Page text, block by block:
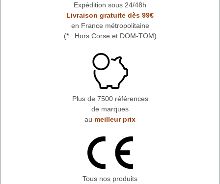
Expédition sous 24/48h
Livraison gratuite dès 99€
en France métropolitaine
(* : Hors Corse et DOM-TOM)
Plus de 7500 références
de marques
au meilleur prix
Tous nos produits